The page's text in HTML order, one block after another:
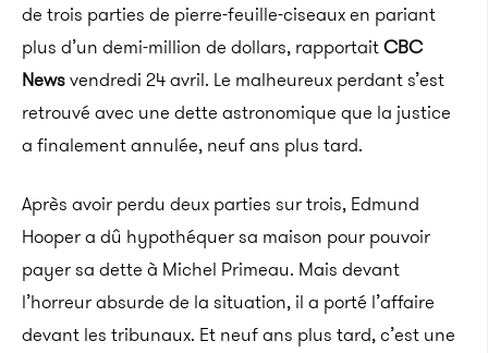
de trois parties de pierre-feuille-ciseaux en pariant
plus d’un demi-million de dollars, rapportaitCBC
Newsvendredi 24 avril. Le malheureux perdant s’est
retrouvé avec une dette astronomique que la justice
a finalement annulée, neuf ans plus tard.
Après avoir perdu deux parties sur trois, Edmund
Hooper a dû hypothéquer sa maison pour pouvoir
payer sa dette à Michel Primeau. Mais devant
l’horreur absurde de la situation, il a porté l’affaire
devant les tribunaux. Et neuf ans plus tard, c’est une